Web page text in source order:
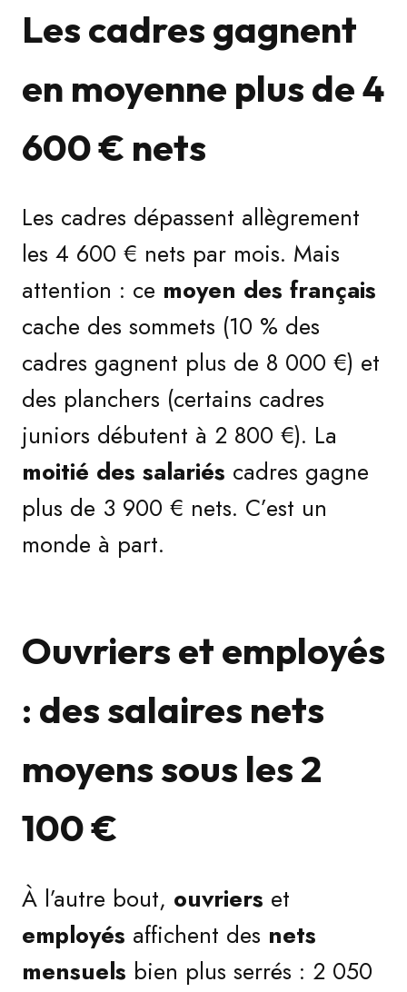
Les cadres gagnent
en moyenne plus de 4
600 € nets
Les cadres dépassent allègrement
les 4 600 € nets par mois. Mais
attention : ce moyen des français
cache des sommets (10 % des
cadres gagnent plus de 8 000 €) et
des planchers (certains cadres
juniors débutent à 2 800 €). La
moitié des salariés cadres gagne
plus de 3 900 € nets. C’est un
monde à part.
Ouvriers et employés
: des salaires nets
moyens sous les 2
100 €
À l’autre bout, ouvriers et
employés affichent des nets
mensuels bien plus serrés : 2 050